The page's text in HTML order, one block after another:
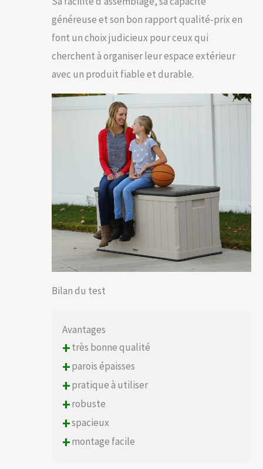
généreuse et son bon rapport qualité-prix en
font un choix judicieux pour ceux qui
cherchent à organiser leur espace extérieur
avec un produit fiable et durable.
Bilan du test
Avantages
+très bonne qualité
+parois épaisses
+pratique à utiliser
+robuste
+spacieux
+montage facile